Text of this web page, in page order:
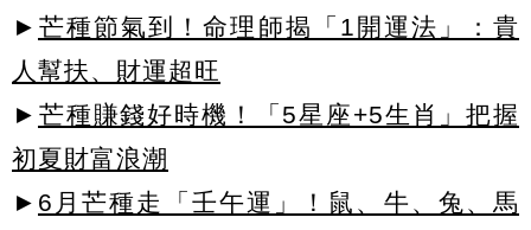
► 芒種節氣到！命理師揭「1開運法」：貴
人幫扶、財運超旺
► 芒種賺錢好時機！「5星座+5生肖」把握
初夏財富浪潮
► 6月芒種走「壬午運」！鼠、牛、兔、馬